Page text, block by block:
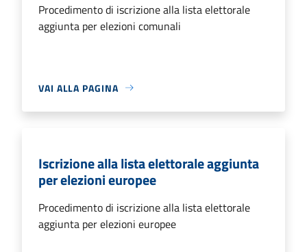
Procedimento di iscrizione alla lista elettorale
aggiunta per elezioni comunali
VAI ALLA PAGINA
Iscrizione alla lista elettorale aggiunta
per elezioni europee
Procedimento di iscrizione alla lista elettorale
aggiunta per elezioni europee